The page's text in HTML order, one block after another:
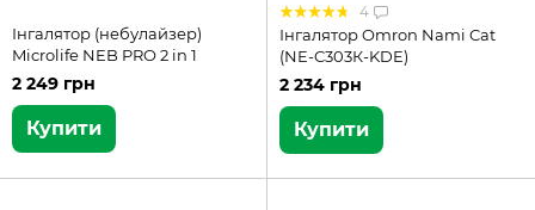
Інгалятор (небулайзер)
Microlife NEB PRO 2 in 1
2 249 грн
Купити
4
Інгалятор Omron Nami Cat
(NE-C303К-KDE)
2 234 грн
Купити